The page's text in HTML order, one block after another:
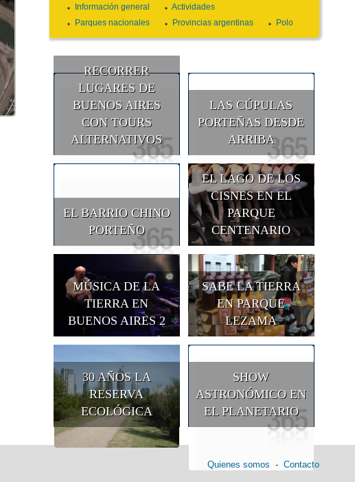
Información general
Actividades
Parques nacionales
Provincias argentinas Polo
RECORRER
LUGARES DE
BUENOS AIRES
CON TOURS
ALTERNATIVOS
LAS CÚPULAS
PORTEÑAS DESDE
ARRIBA
EL BARRIO CHINO
PORTEÑO
EL LAGO DE LOS
CISNES EN EL
PARQUE
CENTENARIO
MÚSICA DE LA
TIERRA EN
BUENOS AIRES 2
SABE LA TIERRA
EN PARQUE
LEZAMA
30 AÑOS LA
RESERVA
ECOLÓGICA
SHOW
ASTRONÓMICO EN
EL PLANETARIO
Quienes somos - Contacto